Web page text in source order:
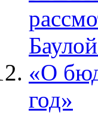
«О
год»